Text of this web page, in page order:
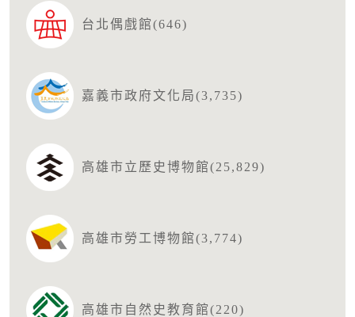
台北偶戲館(646)
嘉義市政府文化局(3,735)
高雄市立歷史博物館(25,829)
高雄市勞工博物館(3,774)
高雄市自然史教育館(220)